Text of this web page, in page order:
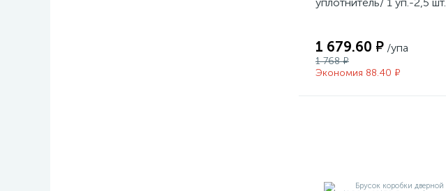
1 679.60 ₽ /упа
1 768 ₽
Экономия 88.40 ₽